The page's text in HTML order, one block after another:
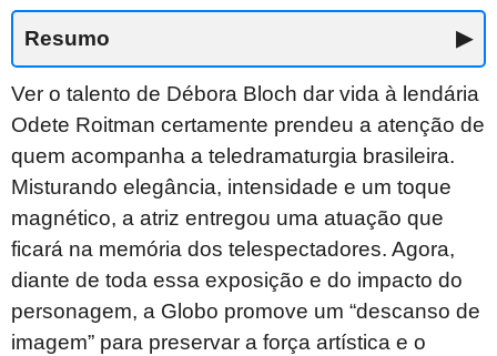
Resumo ▶
Ver o talento de Débora Bloch dar vida à lendária
Odete Roitman certamente prendeu a atenção de
quem acompanha a teledramaturgia brasileira.
Misturando elegância, intensidade e um toque
magnético, a atriz entregou uma atuação que
ficará na memória dos telespectadores. Agora,
diante de toda essa exposição e do impacto do
personagem, a Globo promove um “descanso de
imagem” para preservar a força artística e o